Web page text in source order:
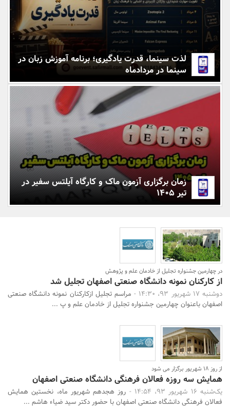
بانک، بیمه و سرمایه
مسکن و ساختمان
جستجو
لذت سینما، قدرت یادگیری؛ برنامه آموزش زبان در
سینما در مردادماه
زمان برگزاری آزمون ماک و کارگاه آیلتس سفیر در
تیر 1405
در چهارمین جشنواره تجلیل از خادمان علم و پژوهش
از کارکنان نمونه دانشگاه صنعتی اصفهان تجلیل شد
دوشنبه 17 شهریور 93، 14:30 -
مراسم تجلیل ازکارکنان نمونه دانشگاه صنعتی
اصفهان باعنوان چهارمین جشنواره تجلیل از خادمان علم و پ ...
از روز 18 شهریور برگزار می شود
همایش سه روزه فعالان فرهنگی دانشگاه صنعتی اصفهان
یک‌شنبه 16 شهریور 93، 14:54 -
روز هجدهم شهریور ماه، نخستین همایش
فعالان فرهنگی دانشگاه صنعتی اصفهان با حضور دکتر سید ضیاء هاشم ...